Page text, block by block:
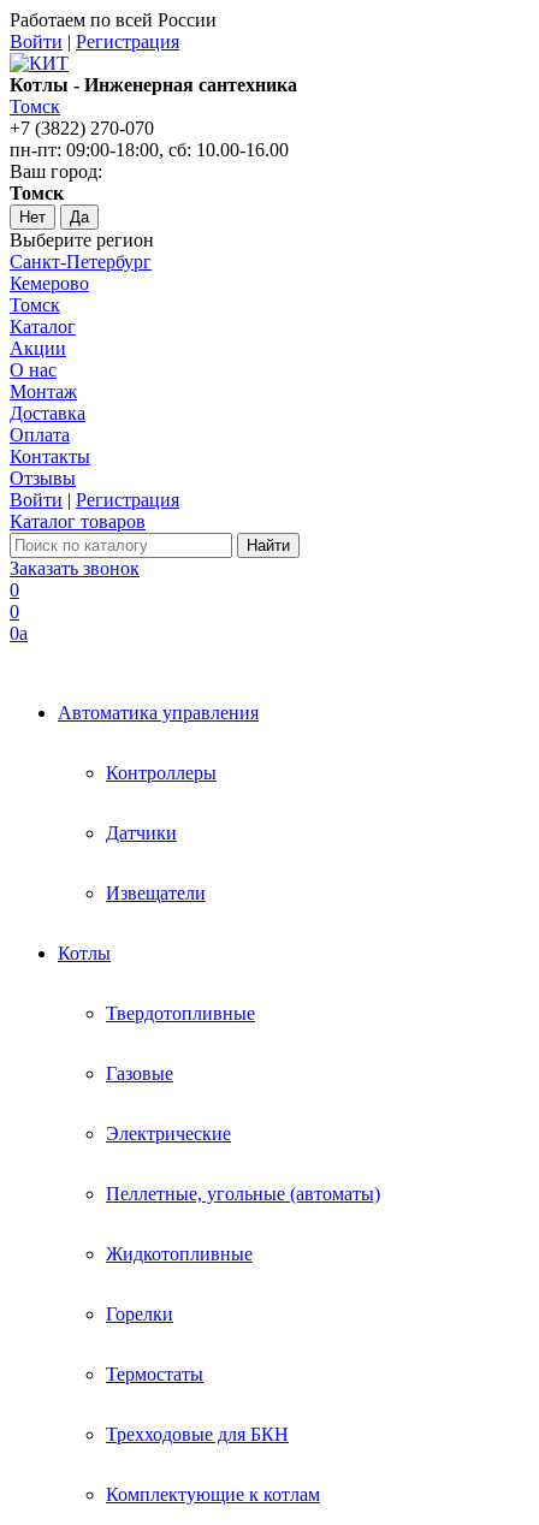
Работаем по всей России
Войти | Регистрация
Котлы - Инженерная сантехника
Томск
+7 (3822) 270-070
пн-пт: 09:00-18:00, сб: 10.00-16.00
Ваш город:
Томск
Нет Да
Выберите регион
Санкт-Петербург
Кемерово
Томск
Каталог
Акции
О нас
Монтаж
Доставка
Оплата
Контакты
Отзывы
Войти | Регистрация
Каталог товаров
Заказать звонок
0
0
0a
Автоматика управления
Контроллеры
Датчики
Извещатели
Котлы
Твердотопливные
Газовые
Электрические
Пеллетные, угольные (автоматы)
Жидкотопливные
Горелки
Термостаты
Трехходовые для БКН
Комплектующие к котлам